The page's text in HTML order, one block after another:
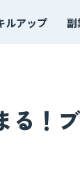
ルアップ 副
る！